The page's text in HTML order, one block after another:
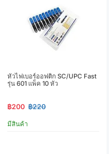
หัวไฟเบอร์ออฟติก SC/UPC Fast
รุ่น 601 แพ็ค 10 หัว
฿200 ฿220
มีสินค้า